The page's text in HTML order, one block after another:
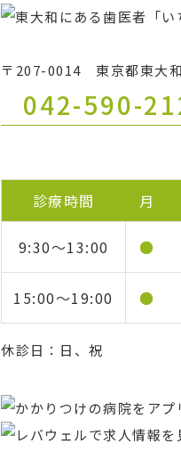
〒207-0014 東京都東大
042-590-
診療時間 月
9:30〜13:00 ●
15:00〜19:00 ●
休診日：日、祝